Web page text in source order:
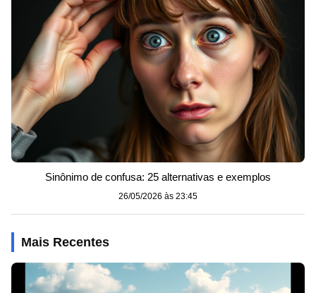
Sinônimo de confusa: 25 alternativas e exemplos
26/05/2026 às 23:45
Mais Recentes